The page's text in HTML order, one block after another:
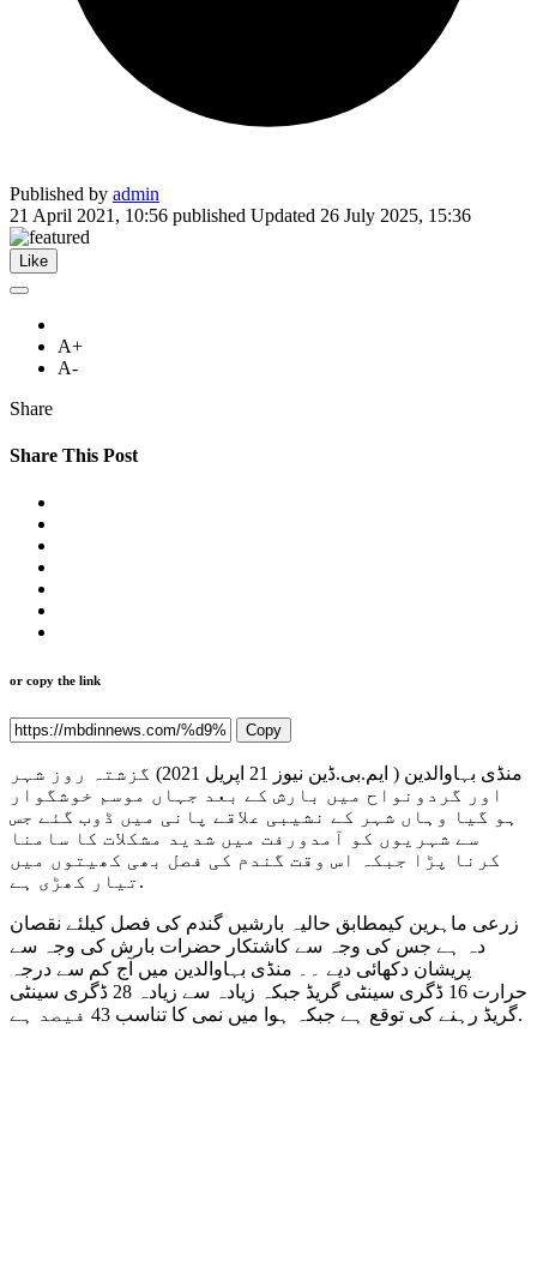
Published by admin
21 April 2021, 10:56 published Updated 26 July 2025, 15:36
Like
A+
A-
Share
Share This Post
or copy the link
Copy
منڈی بہاوالدین ( ایم.بی.ڈین نیوز 21 اپریل 2021) گزشتہ روز شہر
اور گردونواح میں بارش کے بعد جہاں موسم خوشگوار
ہو گیا وہاں شہر کے نشیبی علاقے پانی میں ڈوب گئے جس
سے شہریوں کو آمدورفت میں شدید مشکلات کا سامنا
کرنا پڑا جبکہ اس وقت گندم کی فصل بھی کھیتوں میں
تیار کھڑی ہے.
زرعی ماہرین کیمطابق حالیہ بارشیں گندم کی فصل کیلئے نقصان
دہ ہے جس کی وجہ سے کاشتکار حضرات بارش کی وجہ سے
پریشان دکھائی دیے ۔۔ منڈی بہاوالدین میں آج کم سے درجہ
حرارت 16 ڈگری سینٹی گریڈ جبکہ زیادہ سے زیادہ 28 ڈگری سینٹی
گریڈ رہنے کی توقع ہے جبکہ ہوا میں نمی کا تناسب 43 فیصد ہے.